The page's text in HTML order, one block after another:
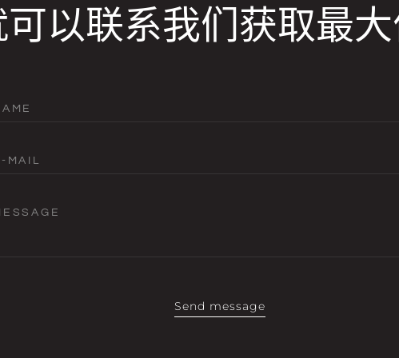
可以联系我们获取最
MAIL
Send message